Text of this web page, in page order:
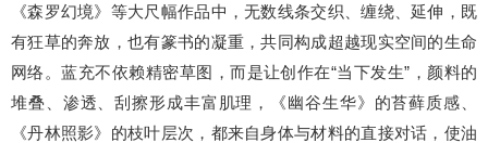
《森罗幻境》等大尺幅作品中，无数线条交织、缠绕、延伸，既
有狂草的奔放，也有篆书的凝重，共同构成超越现实空间的生命
网络。蓝充不依赖精密草图，而是让创作在“当下发生”，颜料的
堆叠、渗透、刮擦形成丰富肌理，《幽谷生华》的苔藓质感、
《丹林照影》的枝叶层次，都来自身体与材料的直接对话，使油